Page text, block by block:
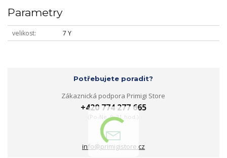
Parametry
velikost 7 Y
Potřebujete poradit?
Zákaznická podpora Primigi Store
+420 774 277 665
(Po-Ne, 9-21 hod.)
info@primigistore.cz